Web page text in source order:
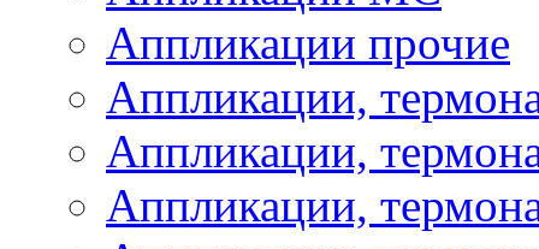
Аппликации прочие
Аппликации,
Аппликации,
Аппликации,